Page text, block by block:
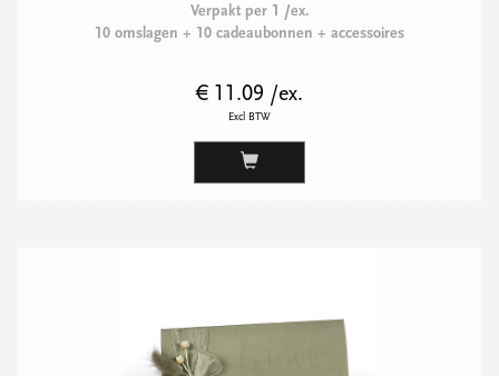
Verpakt per 1 /ex.
10 omslagen + 10 cadeaubonnen + accessoires
€ 11.09 /ex.
Excl BTW